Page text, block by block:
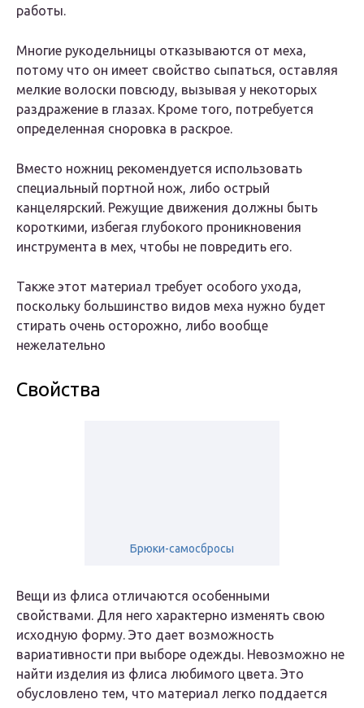
работы.
Многие рукодельницы отказываются от меха,
потому что он имеет свойство сыпаться, оставляя
мелкие волоски повсюду, вызывая у некоторых
раздражение в глазах. Кроме того, потребуется
определенная сноровка в раскрое.
Вместо ножниц рекомендуется использовать
специальный портной нож, либо острый
канцелярский. Режущие движения должны быть
короткими, избегая глубокого проникновения
инструмента в мех, чтобы не повредить его.
Также этот материал требует особого ухода,
поскольку большинство видов меха нужно будет
стирать очень осторожно, либо вообще
нежелательно
Свойства
Брюки-самосбросы
Вещи из флиса отличаются особенными
свойствами. Для него характерно изменять свою
исходную форму. Это дает возможность
вариативности при выборе одежды. Невозможно не
найти изделия из флиса любимого цвета. Это
обусловлено тем, что материал легко поддается